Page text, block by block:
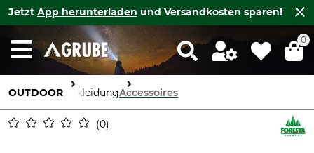
Jetzt App herunterladen und Versandkosten sparen!
0
OUTDOOR BekleidungAccessoires
0